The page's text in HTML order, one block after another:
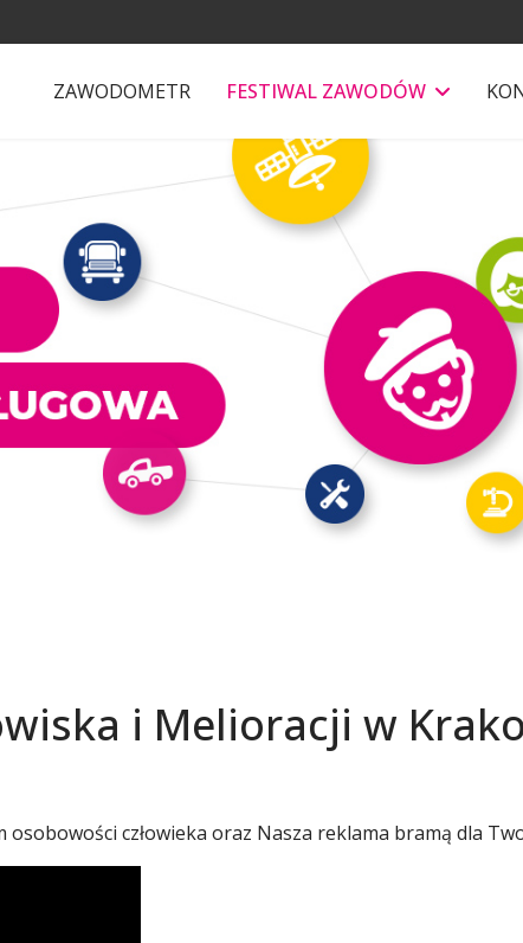
ZAWODOMETR FESTIWAL ZAWODÓW
i Melioracji w
człowieka oraz Nasza reklama bramą dla